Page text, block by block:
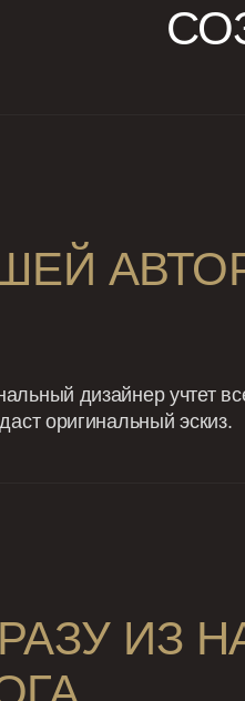
дизайнер учтет
оригинальный эскиз.
ИЗ